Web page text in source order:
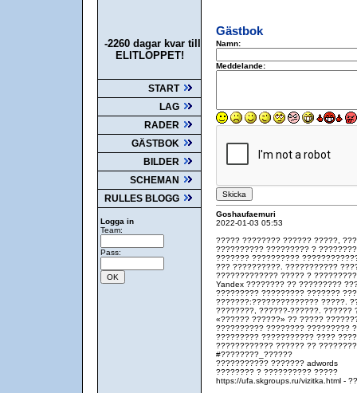
-2260 dagar kvar till
ELITLOPPET!
START
LAG
RADER
GÄSTBOK
BILDER
SCHEMAN
RULLES BLOGG
Logga in
Team:
Pass:
Gästbok
Namn:
Meddelande:
Goshaufaemuri
2022-01-03 05:53
????? ???????? ?????? ?????,
?????????? ????????? ?
??????? ??????????
??? ??????????. ???????????
????????????? ????? ?
Yandex ???????? ?? ?????????
????????? ????????? ???????
???????:?????????????? ?????.
????????, ??????-??????. ??????
«?????? ??????» ?? ?????
?????????? ???????? ?????????
????????? ??????????? ????
???????????? ?????? ??
#????????_??????
??????????? ??????? adwords
???????? ? ?????????? ?????
https://ufa.skgroups.ru/vizitka.html -